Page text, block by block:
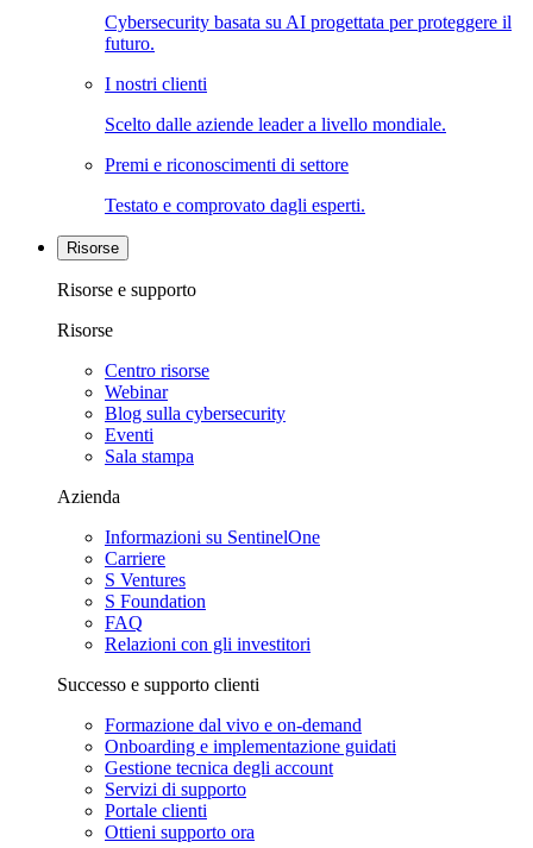
Cybersecurity basata su AI progettata per proteggere il
futuro.
I nostri clienti
Scelto dalle aziende leader a livello mondiale.
Premi e riconoscimenti di settore
Testato e comprovato dagli esperti.
Risorse
Risorse e supporto
Risorse
Centro risorse
Webinar
Blog sulla cybersecurity
Eventi
Sala stampa
Azienda
Informazioni su SentinelOne
Carriere
S Ventures
S Foundation
FAQ
Relazioni con gli investitori
Successo e supporto clienti
Formazione dal vivo e on-demand
Onboarding e implementazione guidati
Gestione tecnica degli account
Servizi di supporto
Portale clienti
Ottieni supporto ora